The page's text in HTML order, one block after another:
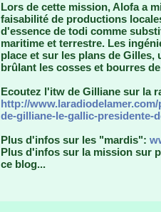
Lors de cette mission, Alofa a
faisabilité de productions
d'essence de todi comme
maritime et terrestre. Les
place et sur les plans de
brûlant les cosses et bourres
Ecoutez l'itw de Gilliane sur la
http://
de-gilliane-le-gallic-presidente-
Plus d'infos sur les "mardis":
Plus d'infos sur la mission sur
ce blog...